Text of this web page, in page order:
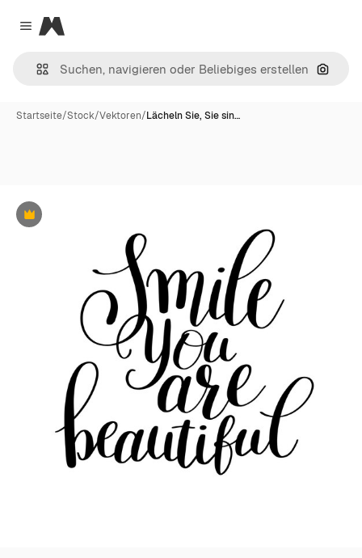
Close menu
Magnific
Nach
Startseite/Stock/Vektoren/Lächeln Sie, Sie sin…
Premium